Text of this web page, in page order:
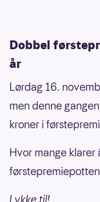
Dobbel
år
Lørdag 16.
men denne
kroner i
Hvor mange klarer